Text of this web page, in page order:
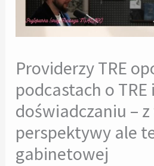
Providerzy TRE
podcastach o TRE
doświadczaniu – z
perspektywy ale
gabinetowej